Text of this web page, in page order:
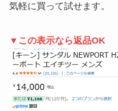
気軽に買って試せます。
▼この表示なら返品OK